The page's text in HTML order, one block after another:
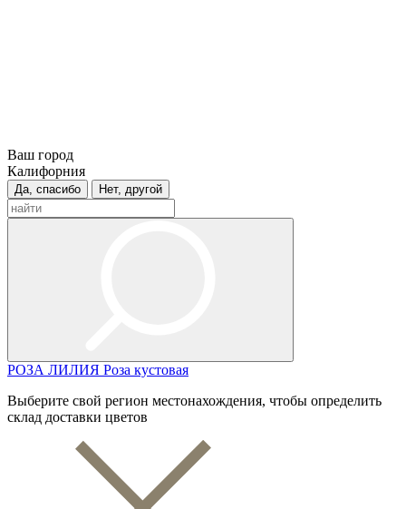
Ваш город
Калифорния
Да, спасибо Нет, другой
РОЗА ЛИЛИЯ Роза кустовая
Выберите свой регион местонахождения, чтобы определить
склад доставки цветов